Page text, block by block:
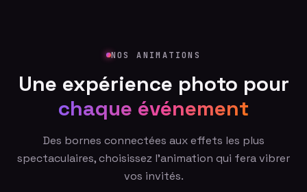
Make Up For Ever
Nestenn
NOS ANIMATIONS
Une expérience photo pour
chaque événement
Des bornes connectées aux effets les plus
spectaculaires, choisissez l'animation qui fera vibrer
vos invités.